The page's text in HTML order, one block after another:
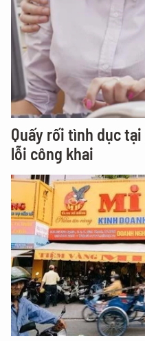
Quấy rối tình dục
lỗi công khai